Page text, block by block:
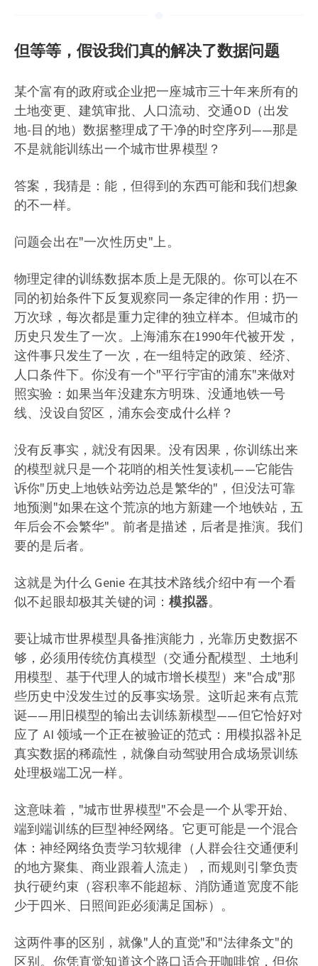
但等等，假设我们真的解决了数据问题
某个富有的政府或企业把一座城市三十年来所有的
土地变更、建筑审批、人口流动、交通OD（出发
地-目的地）数据整理成了干净的时空序列——那是
不是就能训练出一个城市世界模型？
答案，我猜是：能，但得到的东西可能和我们想象
的不一样。
问题会出在"一次性历史"上。
物理定律的训练数据本质上是无限的。你可以在不
同的初始条件下反复观察同一条定律的作用：扔一
万次球，每次都是重力定律的独立样本。但城市的
历史只发生了一次。上海浦东在1990年代被开发，
这件事只发生了一次，在一组特定的政策、经济、
人口条件下。你没有一个"平行宇宙的浦东"来做对
照实验：如果当年没建东方明珠、没通地铁一号
线、没设自贸区，浦东会变成什么样？
没有反事实，就没有因果。没有因果，你训练出来
的模型就只是一个花哨的相关性复读机——它能告
诉你"历史上地铁站旁边总是繁华的"，但没法可靠
地预测"如果在这个荒凉的地方新建一个地铁站，五
年后会不会繁华"。前者是描述，后者是推演。我们
要的是后者。
这就是为什么 Genie 在其技术路线介绍中有一个看
似不起眼却极其关键的词：模拟器。
要让城市世界模型具备推演能力，光靠历史数据不
够，必须用传统仿真模型（交通分配模型、土地利
用模型、基于代理人的城市增长模型）来"合成"那
些历史中没发生过的反事实场景。这听起来有点荒
诞——用旧模型的输出去训练新模型——但它恰好对
应了 AI 领域一个正在被验证的范式：用模拟器补足
真实数据的稀疏性，就像自动驾驶用合成场景训练
处理极端工况一样。
这意味着，"城市世界模型"不会是一个从零开始、
端到端训练的巨型神经网络。它更可能是一个混合
体：神经网络负责学习软规律（人群会往交通便利
的地方聚集、商业跟着人流走），而规则引擎负责
执行硬约束（容积率不能超标、消防通道宽度不能
少于四米、日照间距必须满足国标）。
这两件事的区别，就像"人的直觉"和"法律条文"的
区别。你凭直觉知道这个路口适合开咖啡馆，但你